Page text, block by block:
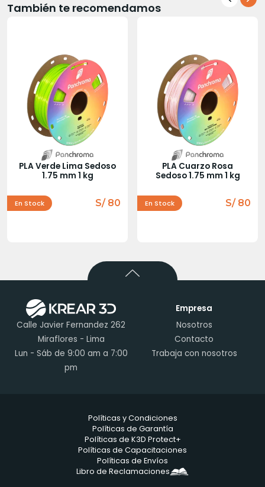
También te recomendamos
PLA Verde Lima Sedoso
1.75 mm 1 kg
En Stock S/ 80
PLA Cuarzo Rosa
Sedoso 1.75 mm 1 kg
En Stock S/ 80
Calle Javier Fernandez 262
Miraflores - Lima
Lun - Sáb de 9:00 am a 7:00
pm
Empresa
Nosotros
Contacto
Trabaja con nosotros
Políticas y Condiciones
Políticas de Garantía
Políticas de K3D Protect+
Políticas de Capacitaciones
Políticas de Envíos
Libro de Reclamaciones